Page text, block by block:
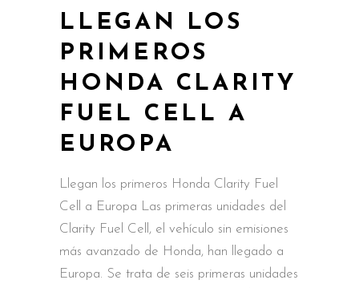
LLEGAN LOS
PRIMEROS
HONDA CLARITY
FUEL CELL A
EUROPA
Llegan los primeros Honda Clarity Fuel
Cell a Europa Las primeras unidades del
Clarity Fuel Cell, el vehículo sin emisiones
más avanzado de Honda, han llegado a
Europa. Se trata de seis primeras unidades